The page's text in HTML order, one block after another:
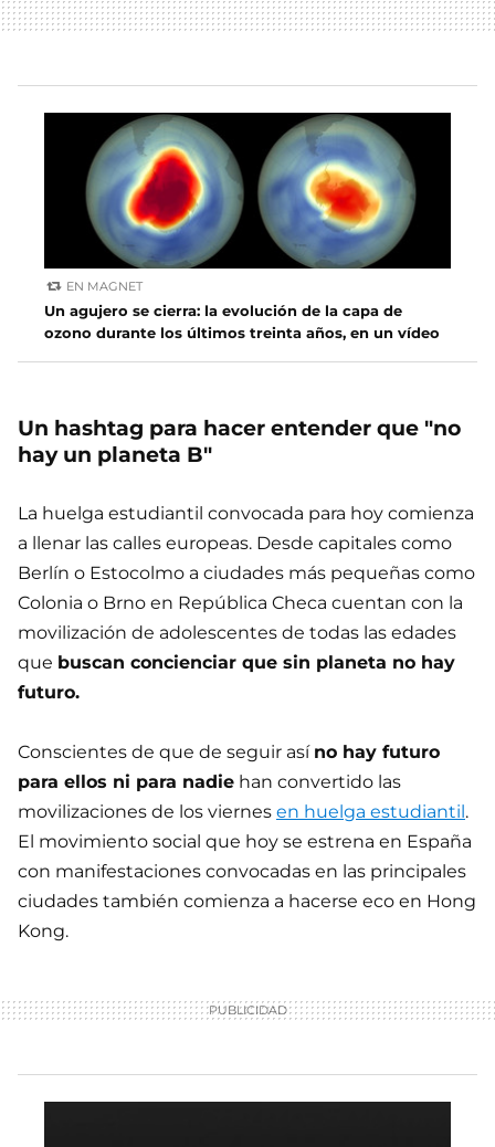
EN MAGNET
Un agujero se cierra: la evolución de la capa de
ozono durante los últimos treinta años, en un vídeo
Un hashtag para hacer entender que "no
hay un planeta B"
La huelga estudiantil convocada para hoy comienza
a llenar las calles europeas. Desde capitales como
Berlín o Estocolmo a ciudades más pequeñas como
Colonia o Brno en República Checa cuentan con la
movilización de adolescentes de todas las edades
que buscan concienciar que sin planeta no hay
futuro.
Conscientes de que de seguir así no hay futuro
para ellos ni para nadie han convertido las
movilizaciones de los viernes en huelga estudiantil.
El movimiento social que hoy se estrena en España
con manifestaciones convocadas en las principales
ciudades también comienza a hacerse eco en Hong
Kong.